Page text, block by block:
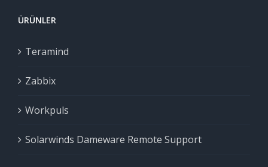
ÜRÜNLER
Teramind
Zabbix
Workpuls
Solarwinds Dameware Remote Support